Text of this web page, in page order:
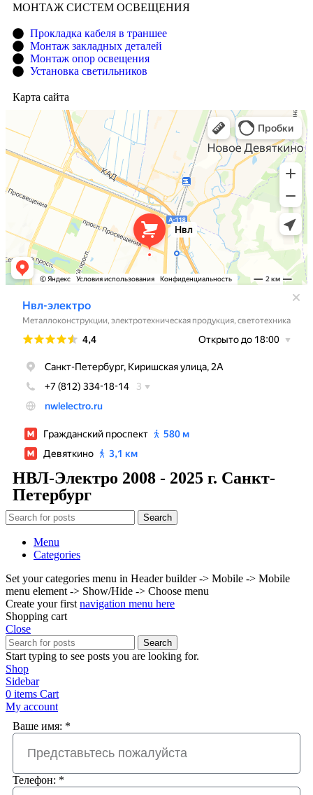
МОНТАЖ СИСТЕМ ОСВЕЩЕНИЯ
Прокладка кабеля в траншее
Монтаж закладных деталей
Монтаж опор освещения
Установка светильников
Карта сайта
НВЛ-Электро 2008 - 2025 г. Санкт-
Петербург
Search
Menu
Categories
Set your categories menu in Header builder -> Mobile -> Mobile
menu element -> Show/Hide -> Choose menu
Create your first navigation menu here
Shopping cart
Close
Search
Start typing to see posts you are looking for.
Shop
Sidebar
0 items Cart
My account
Ваше имя: *
Телефон: *